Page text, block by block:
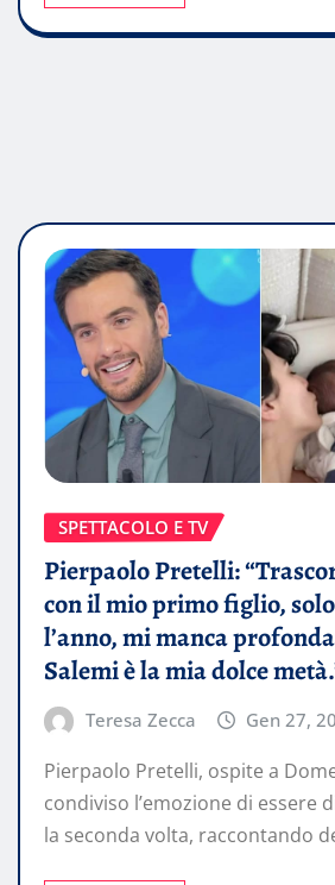
SPETTACOLO E TV
Pierpaolo Pretelli:
con il mio primo figlio,
l’anno, mi manca
Salemi è la mia dolce
Teresa Zecca Gen 27,
Pierpaolo Pretelli, ospite a
condiviso l’emozione di essere
la seconda volta, raccontando